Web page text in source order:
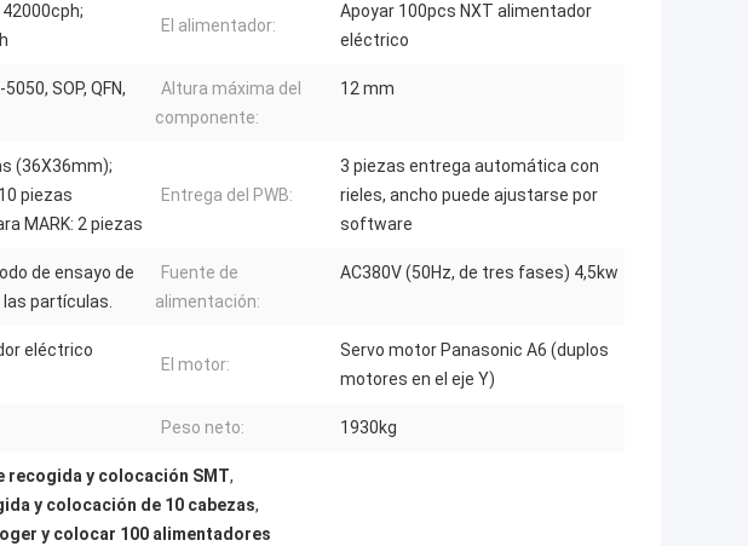
El alimentador:
Apoyar 100pcs NXT alimentador
eléctrico
SOP, QFN,
Altura máxima del
componente:
12 mm
(36X36mm);
piezas
MARK: 2 piezas
Entrega del PWB:
3 piezas entrega automática con
rieles, ancho puede ajustarse por
software
de ensayo de
las partículas.
Fuente de
alimentación:
AC380V (50Hz, de tres fases) 4,5kw
eléctrico
El motor:
Servo motor Panasonic A6 (duplos
motores en el eje Y)
Peso neto: 1930kg
recogida y colocación SMT,
y colocación de 10 cabezas,
y colocar 100 alimentadores